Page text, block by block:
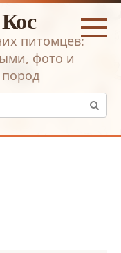
питомцев:
фото и